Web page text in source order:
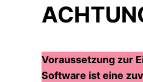
Voraussetzung zur
Software ist eine